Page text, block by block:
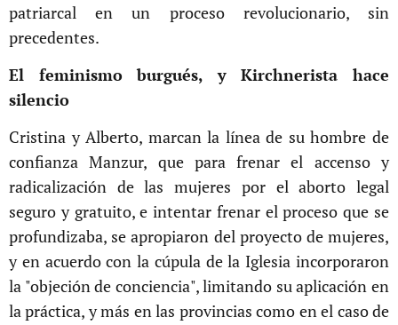
patriarcal en un proceso revolucionario, sin
precedentes.
El feminismo burgués, y Kirchnerista hace
silencio
Cristina y Alberto, marcan la línea de su hombre de
confianza Manzur, que para frenar el accenso y
radicalización de las mujeres por el aborto legal
seguro y gratuito, e intentar frenar el proceso que se
profundizaba, se apropiaron del proyecto de mujeres,
y en acuerdo con la cúpula de la Iglesia incorporaron
la "objeción de conciencia", limitando su aplicación en
la práctica, y más en las provincias como en el caso de